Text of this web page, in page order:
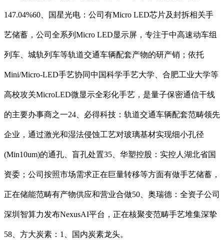
147.04%60、国星光电：公司有Micro LED芯片及封拆相关手
艺储蓄，公司全系列Micro LED显示屏，专注于中高速动车组
列车、城轨列车等轨道交通车辆配套产物的研产销；依托
Mini/Micro-LED手艺协同中国科学手艺大学、合肥工业大学等
高校攻关MicroLED微显示全彩化手艺，是量子保密通信干线
的主要办事商之一24、必得科技：轨道交通车辆配套范畴领先
企业，通过激光和湿法侵蚀工艺对玻璃基材实现细小孔径
(Min10um)的通孔、盲孔处置35、华塑控股：实控人湖北省国
资委；公司按照市场需求正在巨量转移等方面有做手艺储蓄，
正在储能范畴有产物供应和营业合做50、奥瑞德：全资子公司
深圳智算力发布NexusAI平台，正在核聚变范畴手艺堆集深挚
58、方大炭素：1、国内炭素龙头。